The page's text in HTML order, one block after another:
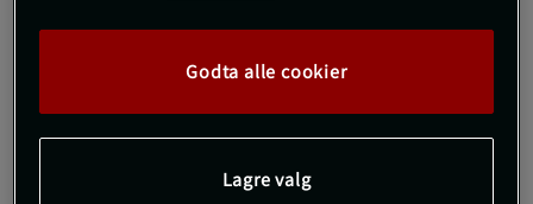
Godta alle cookier
Lagre valg